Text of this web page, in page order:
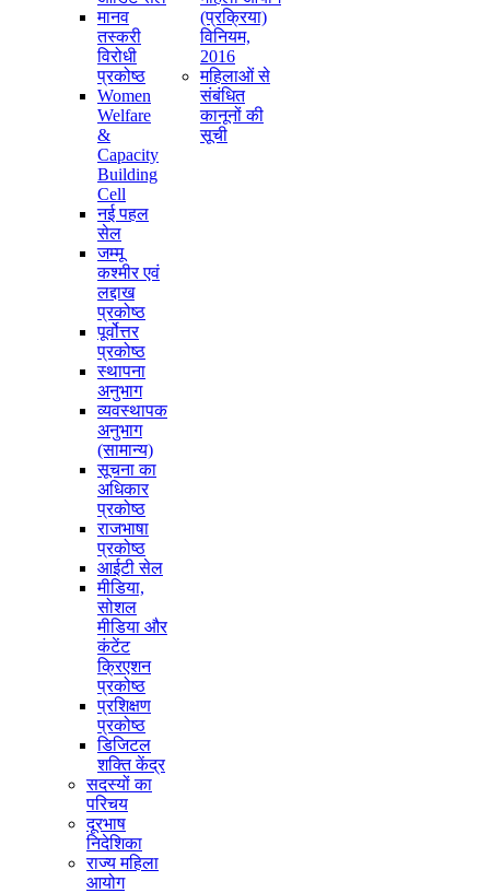
मानव
तस्करी
विरोधी
प्रकोष्ठ
Women
Welfare
&
Capacity
Building
Cell
नई पहल
सेल
जम्मू
कश्मीर एवं
लद्दाख
प्रकोष्ठ
पूर्वोत्तर
प्रकोष्ठ
स्थापना
अनुभाग
व्यवस्थापक
अनुभाग
(सामान्य)
सूचना का
अधिकार
प्रकोष्ठ
राजभाषा
प्रकोष्ठ
आईटी सेल
मीडिया,
सोशल
मीडिया और
कंटेंट
क्रिएशन
प्रकोष्ठ
प्रशिक्षण
प्रकोष्ठ
डिजिटल
शक्ति केंद्र
सदस्यों का
परिचय
दूरभाष
निदेशिका
राज्य महिला
आयोग
(प्रक्रिया)
विनियम,
2016
महिलाओं से
संबंधित
कानूनों की
सूची